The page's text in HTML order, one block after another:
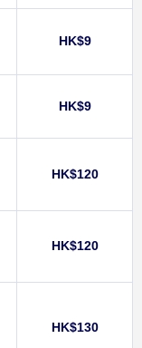
HK$9
HK$9
HK$120
HK$120
HK$130